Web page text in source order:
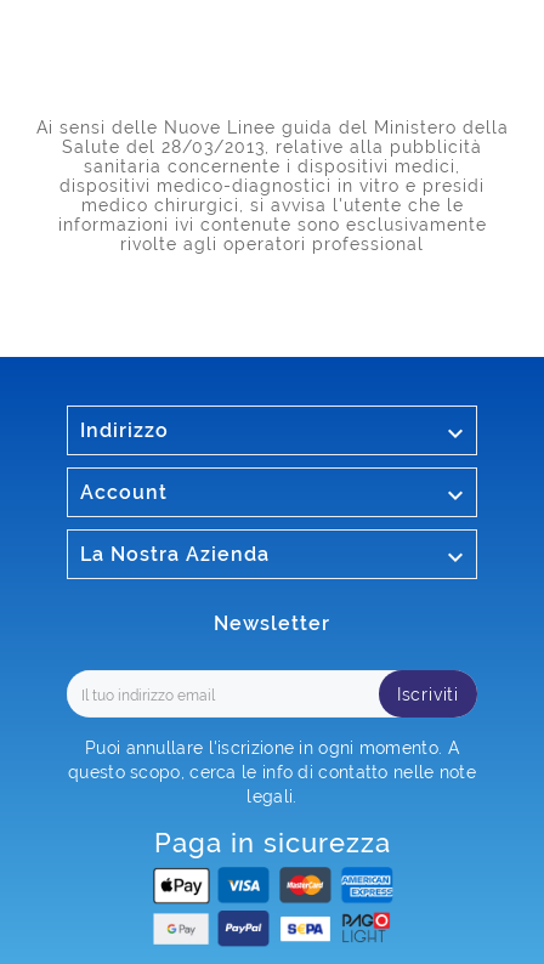
Ai sensi delle Nuove Linee guida del Ministero della
Salute del 28/03/2013, relative alla pubblicità
sanitaria concernente i dispositivi medici,
dispositivi medico-diagnostici in vitro e presidi
medico chirurgici, si avvisa l'utente che le
informazioni ivi contenute sono esclusivamente
rivolte agli operatori professional
Indirizzo 
Account 
La Nostra Azienda 
Newsletter
Iscriviti
Puoi annullare l'iscrizione in ogni momento. A
questo scopo, cerca le info di contatto nelle note
legali.
Paga in sicurezza